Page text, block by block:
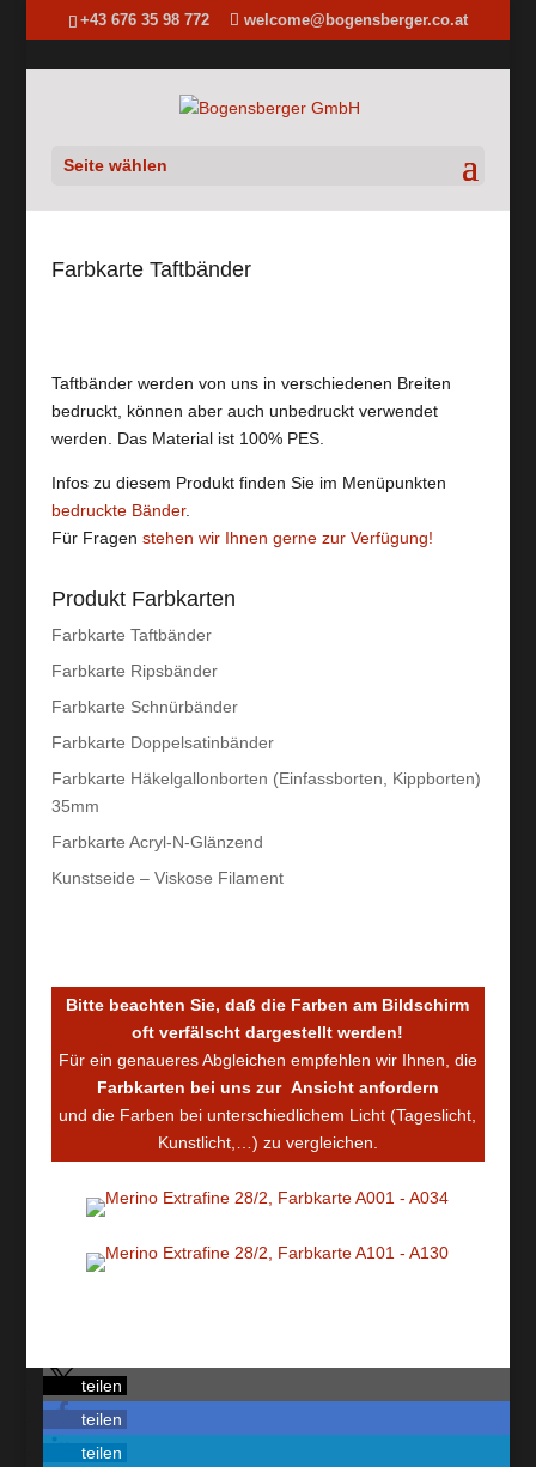
+43 676 35 98 772 welcome@bogensberger.co.at
Seite wählen
Farbkarte Taftbänder
Taftbänder werden von uns in verschiedenen Breiten
bedruckt, können aber auch unbedruckt verwendet
werden. Das Material ist 100% PES.
Infos zu diesem Produkt finden Sie im Menüpunkten
bedruckte Bänder.
Für Fragen stehen wir Ihnen gerne zur Verfügung!
Produkt Farbkarten
Farbkarte Taftbänder
Farbkarte Ripsbänder
Farbkarte Schnürbänder
Farbkarte Doppelsatinbänder
Farbkarte Häkelgallonborten (Einfassborten, Kippborten)
35mm
Farbkarte Acryl-N-Glänzend
Kunstseide – Viskose Filament
Bitte beachten Sie, daß die Farben am Bildschirm
oft verfälscht dargestellt werden!
Für ein genaueres Abgleichen empfehlen wir Ihnen, die
Farbkarten bei uns zur Ansicht anfordern
und die Farben bei unterschiedlichem Licht (Tageslicht,
Kunstlicht,…) zu vergleichen.
teilen
teilen
teilen